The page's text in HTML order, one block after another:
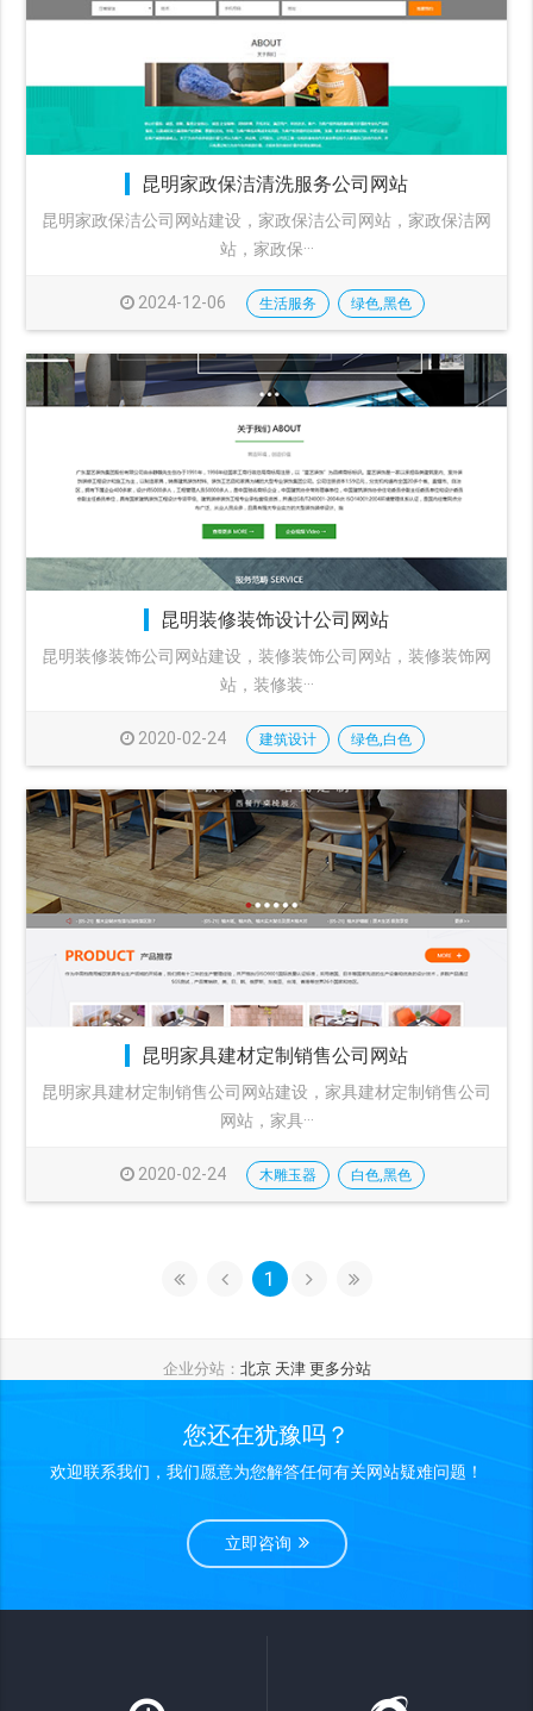
昆明家政保洁清洗服务公司网站
昆明家政保洁公司网站建设，家政保洁公司网站，家政保洁网
站，家政保···
2024-12-06 生活服务 绿色,黑色
昆明装修装饰设计公司网站
昆明装修装饰公司网站建设，装修装饰公司网站，装修装饰网
站，装修装···
2020-02-24 建筑设计 绿色,白色
昆明家具建材定制销售公司网站
昆明家具建材定制销售公司网站建设，家具建材定制销售公司
网站，家具···
2020-02-24 木雕玉器 白色,黑色
1
企业分站： 北京 天津 更多分站
您还在犹豫吗？
欢迎联系我们，我们愿意为您解答任何有关网站疑难问题！
立即咨询